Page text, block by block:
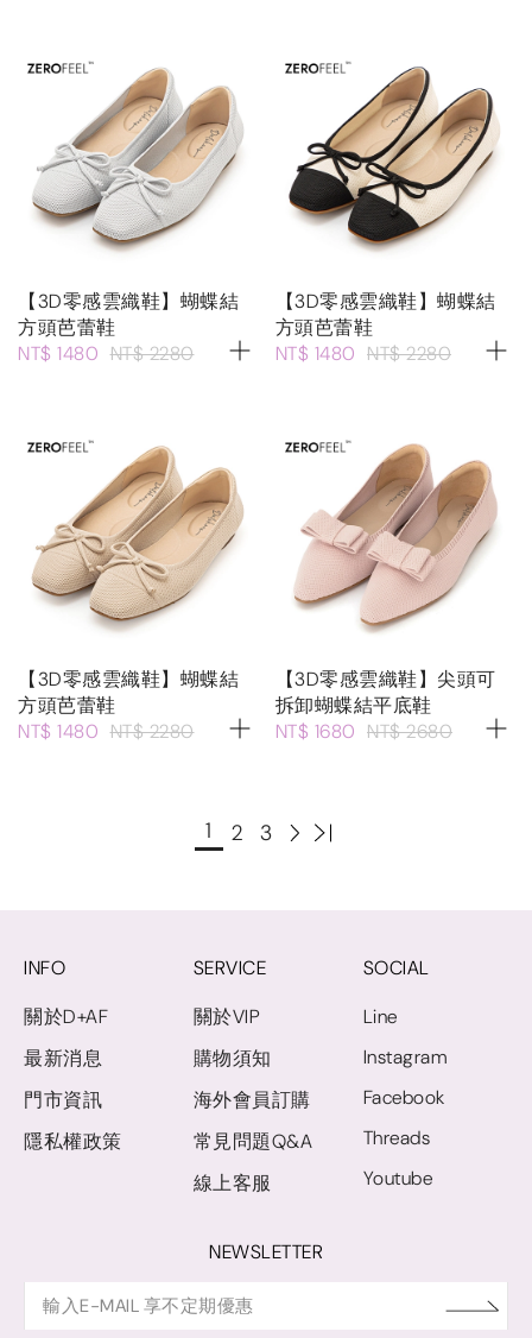
【3D零感雲織鞋】蝴蝶結
方頭芭蕾鞋
NT$ 1480 NT$ 2280
【3D零感雲織鞋】蝴蝶結
方頭芭蕾鞋
NT$ 1480 NT$ 2280
【3D零感雲織鞋】蝴蝶結
方頭芭蕾鞋
NT$ 1480 NT$ 2280
【3D零感雲織鞋】尖頭可
拆卸蝴蝶結平底鞋
NT$ 1680 NT$ 2680
1 2 3
INFO
關於D+AF
最新消息
門市資訊
隱私權政策
SERVICE
關於VIP
購物須知
海外會員訂購
常見問題Q&A
線上客服
SOCIAL
Line
Instagram
Facebook
Threads
Youtube
NEWSLETTER